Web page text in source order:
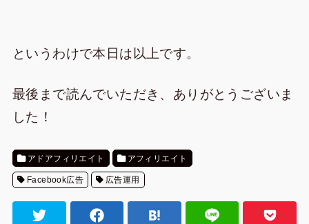
というわけで本日は以上です。
最後まで読んでいただき、ありがとうございま
した！
アドアフィリエイト アフィリエイト
Facebook広告 広告運用